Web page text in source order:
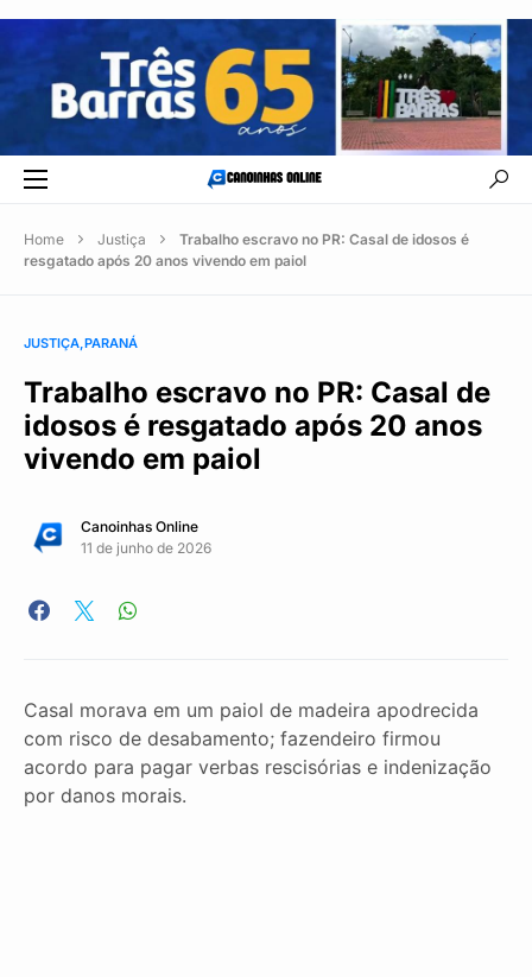
Home Justiça
Trabalho escravo no PR: Casal de idosos é
resgatado após 20 anos vivendo em paiol
JUSTIÇA PARANÁ
Trabalho escravo no PR: Casal de
idosos é resgatado após 20 anos
vivendo em paiol
Canoinhas Online
11 de junho de 2026
Casal morava em um paiol de madeira apodrecida
com risco de desabamento; fazendeiro firmou
acordo para pagar verbas rescisórias e indenização
por danos morais.